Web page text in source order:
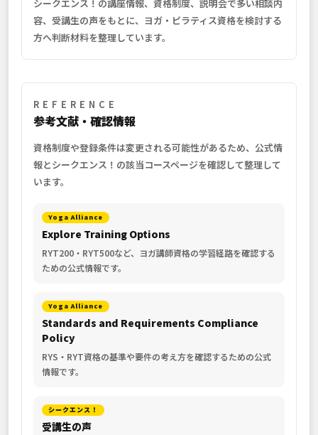
シークエンス！の講座情報、資格制度、説明会で多い相談内
容、受講生の声をもとに、ヨガ・ピラティス資格を検討する
方へ判断材料を整理しています。
REFERENCE
参考文献・確認情報
資格制度や登録条件は変更される可能性があるため、公式情
報とシークエンス！の該当コースページを確認して整理して
います。
Yoga Alliance
Explore Training Options
RYT200・RYT500など、ヨガ講師資格の学習経路を確認する
ための公式情報です。
Yoga Alliance
Standards and Requirements Compliance
Policy
RYS・RYT資格の基準や要件の考え方を確認するための公式
情報です。
シークエンス！
受講生の声